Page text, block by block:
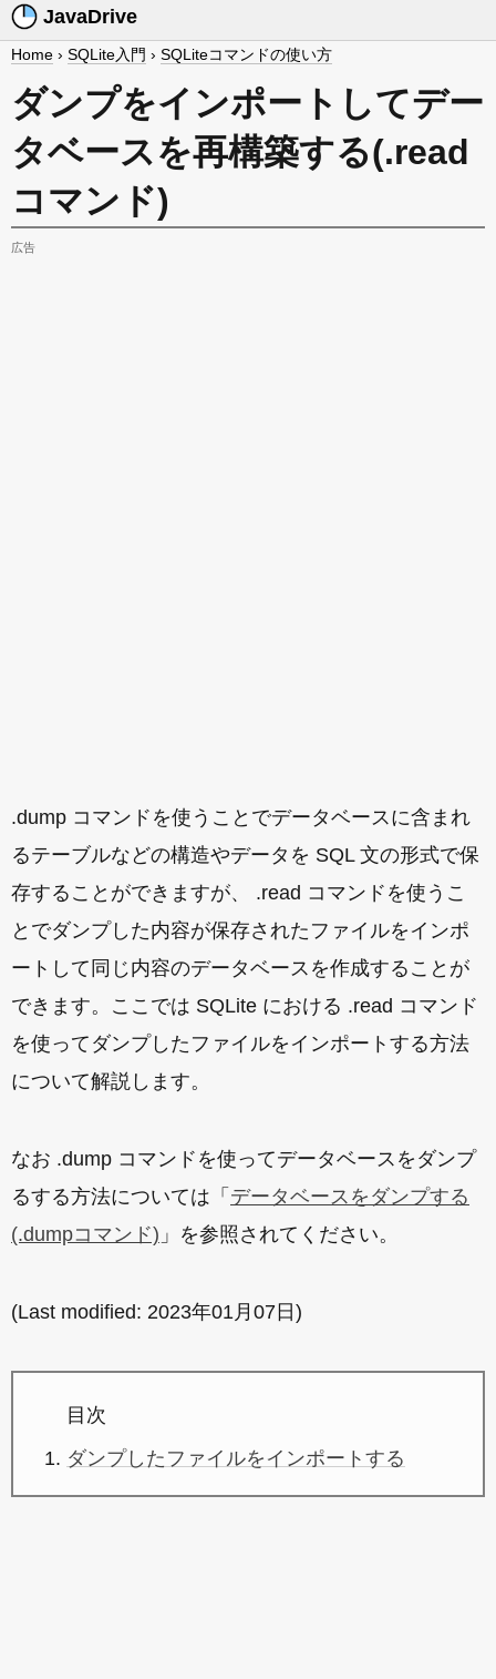
JavaDrive
Home › SQLite入門 › SQLiteコマンドの使い方
ダンプをインポートしてデー
タベースを再構築する(.read
コマンド)
広告
.dump コマンドを使うことでデータベースに含まれ
るテーブルなどの構造やデータを SQL 文の形式で保
存することができますが、 .read コマンドを使うこ
とでダンプした内容が保存されたファイルをインポ
ートして同じ内容のデータベースを作成することが
できます。ここでは SQLite における .read コマンド
を使ってダンプしたファイルをインポートする方法
について解説します。
なお .dump コマンドを使ってデータベースをダンプ
るする方法については「 データベースをダンプする
(.dumpコマンド) 」を参照されてください。
(Last modified: 2023年01月07日 )
目次
ダンプしたファイルをインポートする